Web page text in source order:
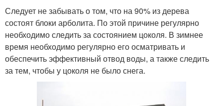
Следует не забывать о том, что на 90% из дерева
состоят блоки арболита. По этой причине регулярно
необходимо следить за состоянием цоколя. В зимнее
время необходимо регулярно его осматривать и
обеспечить эффективный отвод воды, а также следить
за тем, чтобы у цоколя не было снега.